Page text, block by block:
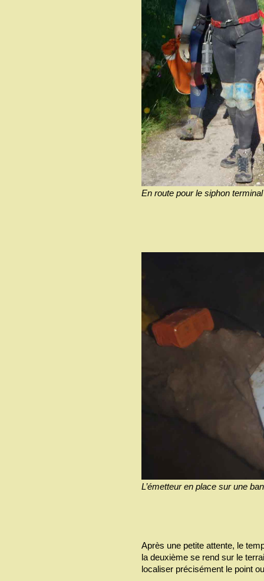
En route pour le siphon
L’émetteur en place sur une
Après une petite attente, le
la deuxième se rend sur le
localiser précisément le point